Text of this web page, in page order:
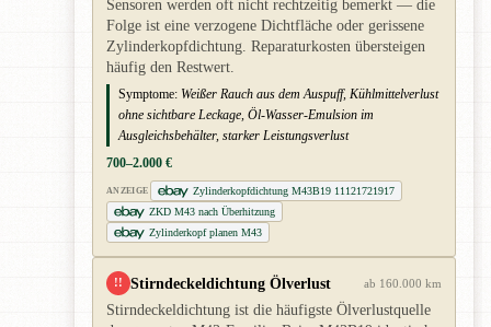
Sensoren werden oft nicht rechtzeitig bemerkt — die
Folge ist eine verzogene Dichtfläche oder gerissene
Zylinderkopfdichtung. Reparaturkosten übersteigen
häufig den Restwert.
Symptome: Weißer Rauch aus dem Auspuff, Kühlmittelverlust
ohne sichtbare Leckage, Öl-Wasser-Emulsion im
Ausgleichsbehälter, starker Leistungsverlust
700–2.000 €
ANZEIGE
Zylinderkopfdichtung M43B19 11121721917
ZKD M43 nach Überhitzung
Zylinderkopf planen M43
!! Stirndeckeldichtung Ölverlust ab 160.000 km
Stirndeckeldichtung ist die häufigste Ölverlustquelle